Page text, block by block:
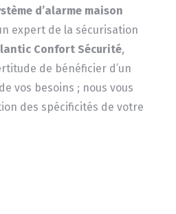
d’alarme maison
expert de la sécurisation
Confort Sécurité,
de bénéficier d’un
vos besoins ; nous vous
des spécificités de votre